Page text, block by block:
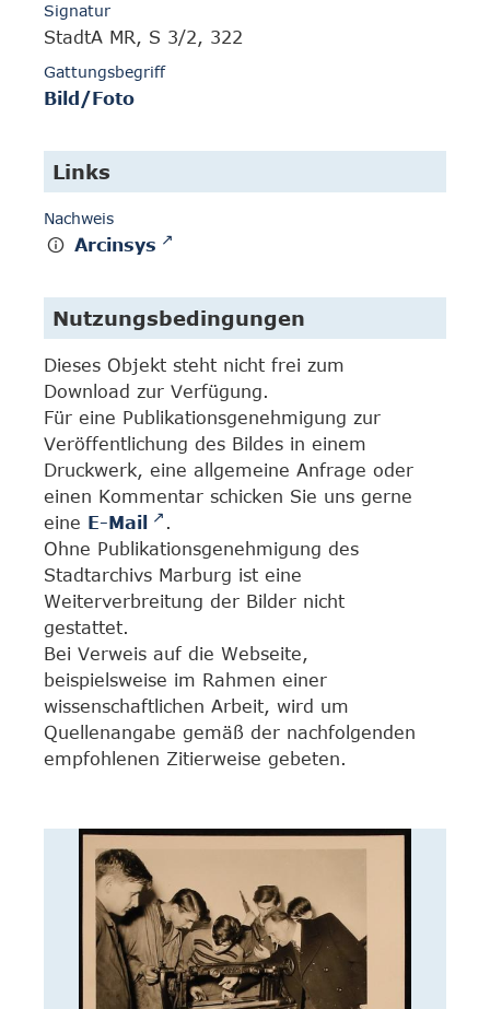
Signatur
StadtA MR, S 3/2, 322
Gattungsbegriff
Bild/Foto
Links
Nachweis
Arcinsys
Nutzungsbedingungen
Dieses Objekt steht nicht frei zum
Download zur Verfügung.
Für eine Publikationsgenehmigung zur
Veröffentlichung des Bildes in einem
Druckwerk, eine allgemeine Anfrage oder
einen Kommentar schicken Sie uns gerne
eine E-Mail
.
Ohne Publikationsgenehmigung des
Stadtarchivs Marburg ist eine
Weiterverbreitung der Bilder nicht
gestattet.
Bei Verweis auf die Webseite,
beispielsweise im Rahmen einer
wissenschaftlichen Arbeit, wird um
Quellenangabe gemäß der nachfolgenden
empfohlenen Zitierweise gebeten.